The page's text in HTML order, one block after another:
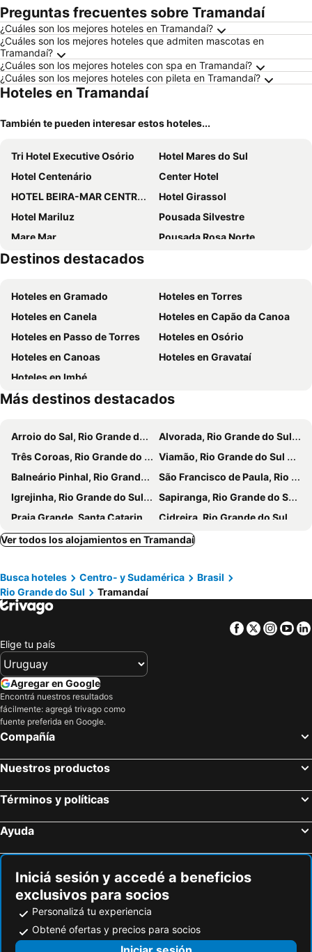
Preguntas frecuentes sobre Tramandaí
¿Cuáles son los mejores hoteles en Tramandaí?
¿Cuáles son los mejores hoteles que admiten mascotas en
Tramandaí?
¿Cuáles son los mejores hoteles con spa en Tramandaí?
¿Cuáles son los mejores hoteles con pileta en Tramandaí?
Hoteles en Tramandaí
También te pueden interesar estos hoteles...
Tri Hotel Executive Osório
Hotel Mares do Sul
Hotel Centenário
Center Hotel
HOTEL BEIRA-MAR CENTRO DE EVENTOS
Hotel Girassol
Hotel Mariluz
Pousada Silvestre
Mare Mar
Pousada Rosa Norte
Hotel Kruger
Hotel Kimar
Sulmar
Hotel Fazenda Figueiras
Destinos destacados
Hoteles en Gramado
Hoteles en Torres
Hoteles en Canela
Hoteles en Capão da Canoa
Hoteles en Passo de Torres
Hoteles en Osório
Hoteles en Canoas
Hoteles en Gravataí
Hoteles en Imbé
Más destinos destacados
Arroio do Sal, Rio Grande do Sul Hoteles
Alvorada, Rio Grande do Sul Hoteles
Três Coroas, Rio Grande do Sul Hoteles
Viamão, Rio Grande do Sul Hoteles
Balneário Pinhal, Rio Grande do Sul Hoteles
São Francisco de Paula, Rio Grande do Sul Hoteles
Igrejinha, Rio Grande do Sul Hoteles
Sapiranga, Rio Grande do Sul Hoteles
Praia Grande, Santa Catarina Hoteles
Cidreira, Rio Grande do Sul Hoteles
Rolante, Rio Grande do Sul Hoteles
Cachoeirinha, Rio Grande do Sul Hoteles
Porto Alegre, Rio Grande do Sul Hoteles
Canela, Rio Grande do Sul Hoteles
Osório, Rio Grande do Sul Hoteles
Canoas, Rio Grande do Sul Hoteles
Gravataí, Rio Grande do Sul Hoteles
Nova Petrópolis, Rio Grande do Sul Hoteles
Novo Hamburgo, Rio Grande do Sul Hoteles
Santana do Livramento, Rio Grande do Sul Hoteles
Porto de Galinhas, Pernambuco Hoteles
Búzios, Río de Janeiro Hoteles
Ver todos los alojamientos en Tramandaí
Busca hoteles Centro- y Sudamérica
Brasil
Rio Grande do Sul
Tramandaí
Facebook
Twitter
Elige tu país
Agregar en Google
Encontrá nuestros resultados
fácilmente: agregá trivago como
fuente preferida en Google.
Compañía
Nuestros productos
Términos y políticas
Ayuda
Iniciá sesión y accedé a beneficios
exclusivos para socios
Personalizá tu experiencia
Obtené ofertas y precios para socios